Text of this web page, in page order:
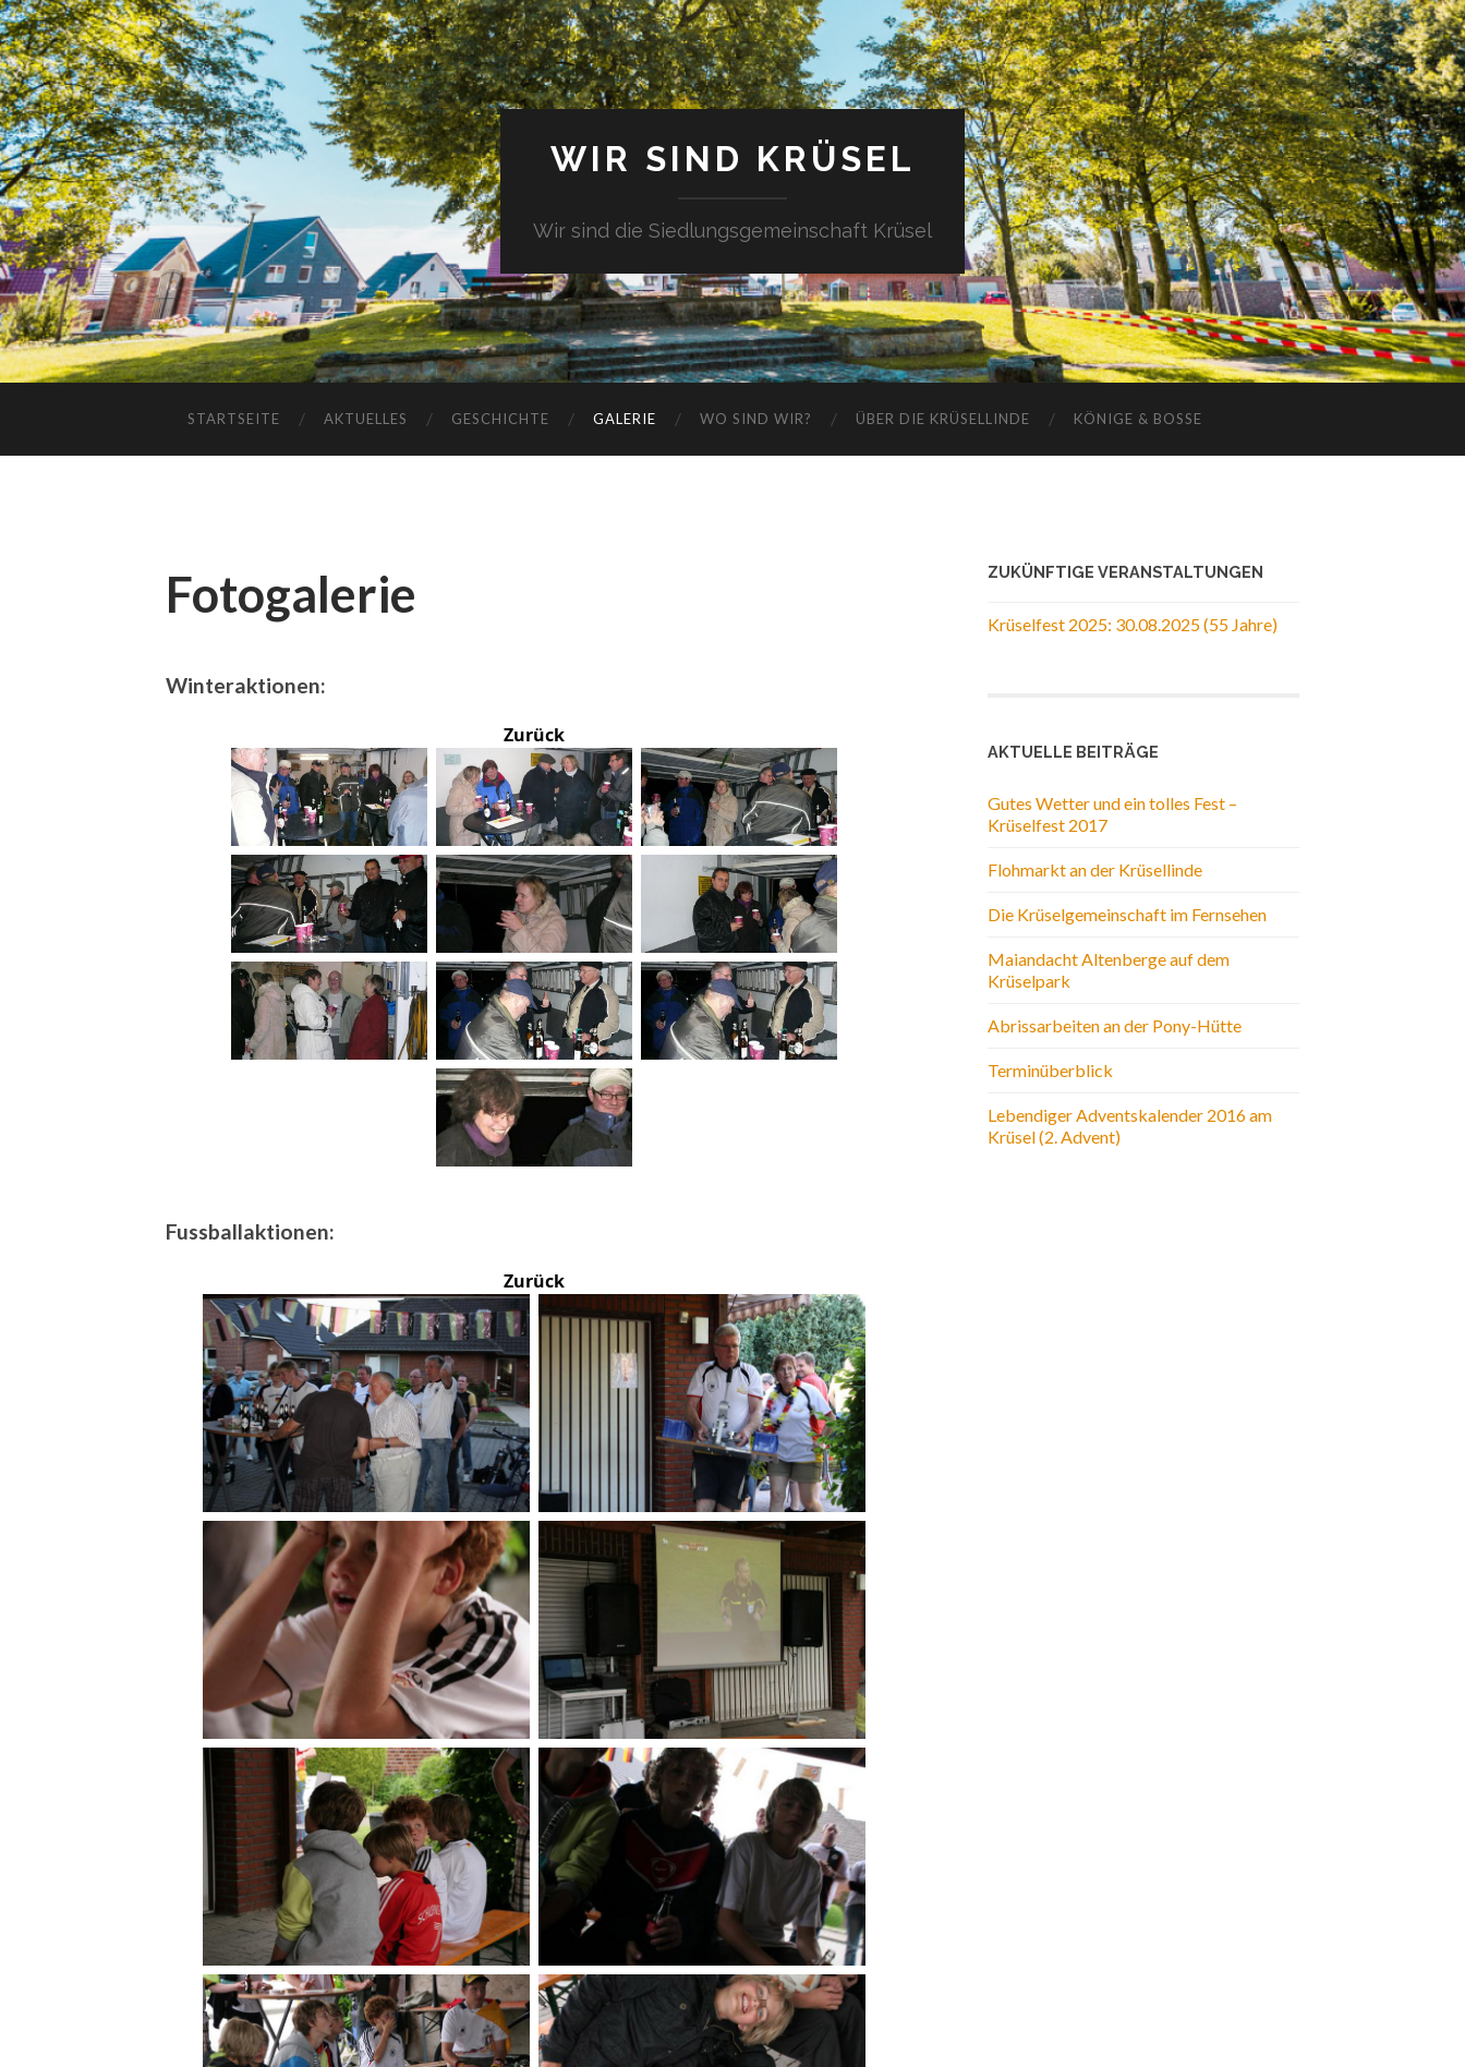
WIR SIND KRÜSEL
Wir sind die Siedlungsgemeinschaft Krüsel
STARTSEITE AKTUELLES GESCHICHTE GALERIE WO SIND WIR? ÜBER DIE KRÜSELLINDE KÖNIGE & BOSSE
Fotogalerie
Winteraktionen:
Zurück
Fussballaktionen:
Zurück
ZUKÜNFTIGE VERANSTALTUNGEN
Krüselfest 2025: 30.08.2025 (55 Jahre)
AKTUELLE BEITRÄGE
Gutes Wetter und ein tolles Fest –
Krüselfest 2017
Flohmarkt an der Krüsellinde
Die Krüselgemeinschaft im Fernsehen
Maiandacht Altenberge auf dem
Krüselpark
Abrissarbeiten an der Pony-Hütte
Terminüberblick
Lebendiger Adventskalender 2016 am
Krüsel (2. Advent)